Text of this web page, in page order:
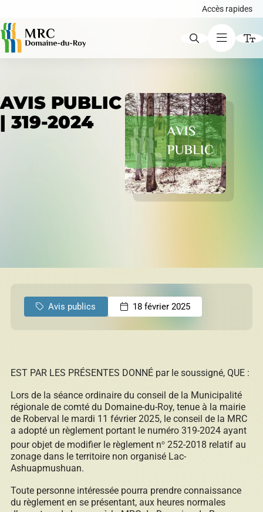
Accès rapides
Augmenter le texte
Diminuer le texte
Niveau de gris
Contraste élevé
Réinitialiser
Développement éolien
Évaluation foncière
Fonds, programmes et appels de projets
Règlements, politiques, cadres, plans
d’action et autres documents
AVIS PUBLIC
| 319-2024
Avis publics 18 février 2025
EST PAR LES PRÉSENTES DONNÉ par le soussigné, QUE :
Lors de la séance ordinaire du conseil de la Municipalité
régionale de comté du Domaine-du-Roy, tenue à la mairie
de Roberval le mardi 11 février 2025, le conseil de la MRC
a adopté un règlement portant le numéro 319-2024 ayant
pour objet de modifier le règlement no 252-2018 relatif au
zonage dans le territoire non organisé Lac-
Ashuapmushuan.
Toute personne intéressée pourra prendre connaissance
du règlement en se présentant, aux heures normales